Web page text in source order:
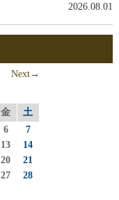
2026.08.01
Next→
金
土
6
7
13
14
20
21
27
28